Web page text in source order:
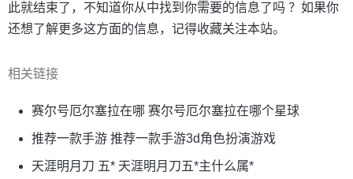
此就结束了，不知道你从中找到你需要的信息了吗 ？如果你
还想了解更多这方面的信息，记得收藏关注本站。
相关链接
赛尔号厄尔塞拉在哪 赛尔号厄尔塞拉在哪个星球
推荐一款手游 推荐一款手游3d角色扮演游戏
天涯明月刀 五* 天涯明月刀五*主什么属*